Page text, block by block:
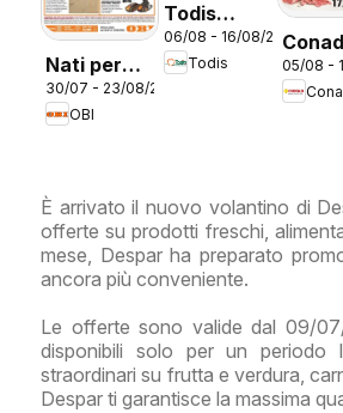
Nati per
fare estate
30/07 - 23/08/2026
OBI
Todis
volantino
Lazio
06/08 - 16/08/2026
Todis
Conad
05/08 -
È arrivato il nuovo volantino di
offerte su prodotti freschi,
mese, Despar ha preparato
ancora più conveniente.
Le offerte sono valide dal 09/
disponibili solo per un periodo
straordinari su frutta e verdura,
Despar ti garantisce la massima